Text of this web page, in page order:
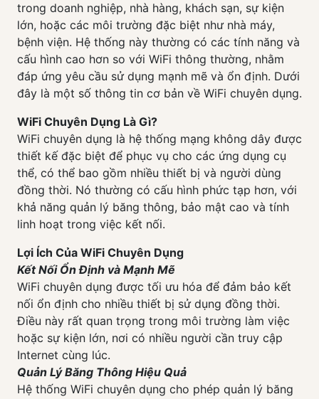
trong doanh nghiệp, nhà hàng, khách sạn, sự kiện
lớn, hoặc các môi trường đặc biệt như nhà máy,
bệnh viện. Hệ thống này thường có các tính năng và
cấu hình cao hơn so với WiFi thông thường, nhằm
đáp ứng yêu cầu sử dụng mạnh mẽ và ổn định. Dưới
đây là một số thông tin cơ bản về WiFi chuyên dụng.
WiFi Chuyên Dụng Là Gì?
WiFi chuyên dụng là hệ thống mạng không dây được
thiết kế đặc biệt để phục vụ cho các ứng dụng cụ
thể, có thể bao gồm nhiều thiết bị và người dùng
đồng thời. Nó thường có cấu hình phức tạp hơn, với
khả năng quản lý băng thông, bảo mật cao và tính
linh hoạt trong việc kết nối.
Lợi Ích Của WiFi Chuyên Dụng
Kết Nối Ổn Định và Mạnh Mẽ
WiFi chuyên dụng được tối ưu hóa để đảm bảo kết
nối ổn định cho nhiều thiết bị sử dụng đồng thời.
Điều này rất quan trọng trong môi trường làm việc
hoặc sự kiện lớn, nơi có nhiều người cần truy cập
Internet cùng lúc.
Quản Lý Băng Thông Hiệu Quả
Hệ thống WiFi chuyên dụng cho phép quản lý băng